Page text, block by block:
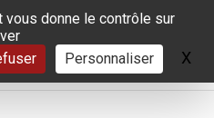
donne le contrôle sur
Personnaliser X